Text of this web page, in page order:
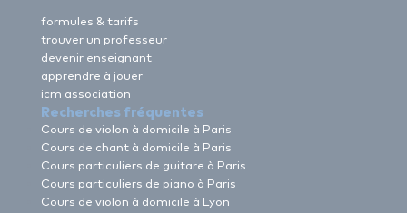
formules & tarifs
trouver un professeur
devenir enseignant
apprendre à jouer
icm association
Recherches fréquentes
Cours de violon à domicile à Paris
Cours de chant à domicile à Paris
Cours particuliers de guitare à Paris
Cours particuliers de piano à Paris
Cours de violon à domicile à Lyon